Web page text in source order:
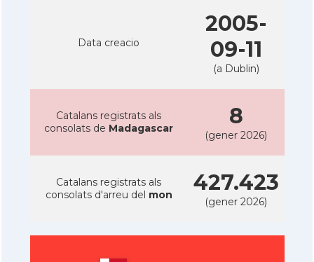
Data creacio
2005-
09-11
(a Dublin)
Catalans registrats als
consolats de Madagascar 8
(gener 2026)
Catalans registrats als
consolats d'arreu del mon 427.423
(gener 2026)